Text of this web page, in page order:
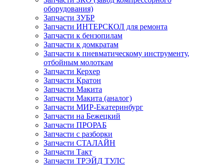
оборудования)
Запчасти ЗУБР
Запчасти ИНТЕРСКОЛ для ремонта
Запчасти к бензопилам
Запчасти к домкратам
Запчасти к пневматическому инструменту,
отбойным молоткам
Запчасти Керхер
Запчасти Кратон
Запчасти Макита
Запчасти Макита (аналог)
Запчасти МИР-Екатеринбург
Запчасти на Бежецкий
Запчасти ПРОРАБ
Запчасти с разборки
Запчасти СТАЛАЙН
Запчасти Такт
Запчасти ТРЭЙД ТУЛС